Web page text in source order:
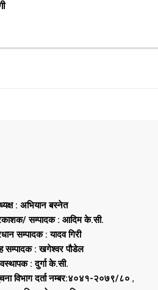
: अभियान बस्नेत
सम्पादक : आदिम के.सी.
सम्पादक : यादव गिरी
सम्पादक : खगेश्वर पौडेल
: दुर्गा के.सी.
विभाग दर्ता नम्बर:४०४१-२०७९/८० ,